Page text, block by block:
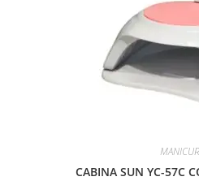
CABINA SUN YC-57C